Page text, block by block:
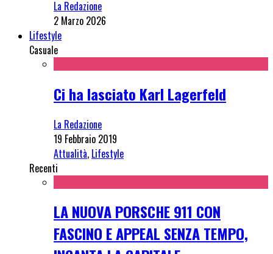
La Redazione
2 Marzo 2026
Lifestyle
Casuale
Ci ha lasciato Karl Lagerfeld
La Redazione
19 Febbraio 2019
Attualità, Lifestyle
Recenti
LA NUOVA PORSCHE 911 CON
FASCINO E APPEAL SENZA TEMPO,